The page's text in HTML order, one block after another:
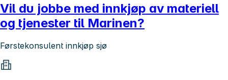
Vil du jobbe med innkjøp av materiell
og tjenester til Marinen?
Førstekonsulent innkjøp sjø